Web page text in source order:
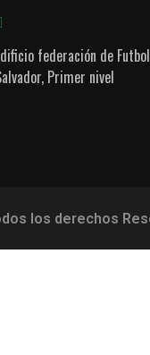
federación de
Primer nivel
los derechos